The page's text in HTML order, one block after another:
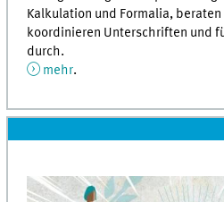
Kalkulation und Formalia,
koordinieren Unterschriften und
durch.
mehr.